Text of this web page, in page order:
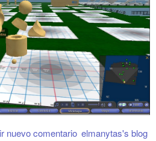
elmanytas's blog
nuevo comentario